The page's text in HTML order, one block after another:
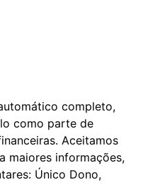
completo,
como parte de
Aceitamos
maiores informações,
Único Dono,